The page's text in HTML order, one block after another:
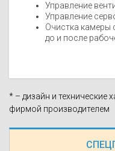
Управление
Управление
Очистка камеры
до и после
* – дизайн и технические
фирмой производителем